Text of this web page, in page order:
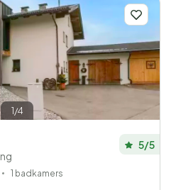
1/4
5/5
1 badkamers